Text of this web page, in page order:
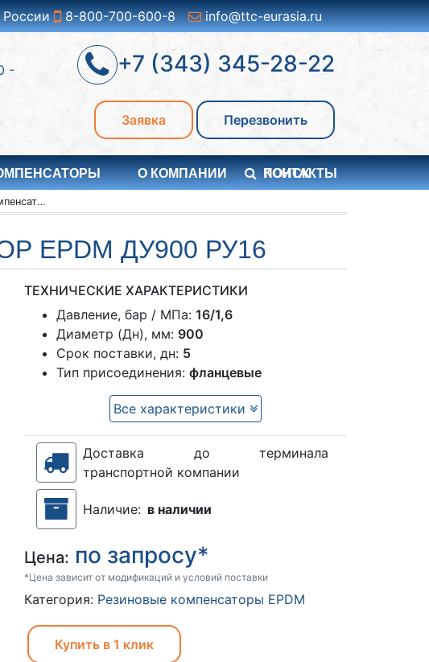
России 8-800-700-600-8 info@ttc-eurasia.ru
-
+7 (343) 345-28-22
Заявка Перезвонить
О КОМПАНИИ КОНТАКТЫ
ПОИСК
Резиновый компенсатор EPDM Ду900 Ру16
EPDM ДУ900 РУ16
ТЕХНИЧЕСКИЕ ХАРАКТЕРИСТИКИ
Давление, бар / МПа:16/1,6
Диаметр (Дн), мм: 900
Срок поставки, дн: 5
Тип присоединения:фланцевые
Все характеристики
Доставка до терминала
транспортной компании
Наличие: в наличии
Цена: по запросу*
*Цена зависит от модификаций и условий поставки
Категория: Резиновые компенсаторы EPDM
Купить в 1 клик